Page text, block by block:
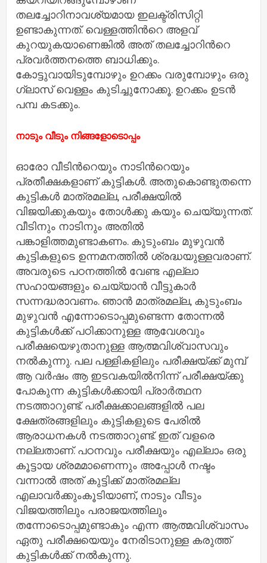
തലച്ചോറിനാവശ്യമായ ഇലക്ട്രിസിറ്റി
ഉണ്ടാകുന്നത്. വെള്ളത്തിന്‍റെ അളവ്
കുറയുകയാണെങ്കില്‍ അത് തലച്ചോറിന്‍റെ
പ്രവര്‍ത്തനത്തെ ബാധിക്കും.
കോട്ടുവായിടുമ്പോഴും ഉറക്കം വരുമ്പോഴും ഒരു
ഗ്ലാസ് വെള്ളം കുടിച്ചുനോക്കൂ. ഉറക്കം ഉടന്‍
പമ്പ കടക്കും.
നാടും വീടും നിങ്ങളോടൊപ്പം
ഓരോ വീടിന്‍റെയും നാടിന്‍റെയും
പ്രതീക്ഷകളാണ് കുട്ടികള്‍. അതുകൊണ്ടുതന്നെ
കുട്ടികള്‍ മാത്രമല്ല, പരീക്ഷയില്‍
വിജയിക്കുകയും തോൾക്കു കയും ചെയ്യുന്നത്.
വീടിനും നാടിനും അതില്‍
പങ്കാളിത്തമുണ്ടാകണം. കുടുംബം മുഴുവന്‍
കുട്ടികളുടെ ഉന്നമനത്തില്‍ ശ്രദ്ധയുള്ളവരാണ്.
അവരുടെ പഠനത്തില്‍ വേണ്ട എല്ലാ
സഹായങ്ങളും ചെയ്യാന്‍ വീട്ടുകാര്‍
സന്നദ്ധരാവണം. ഞാന്‍ മാത്രമല്ല, കുടുംബം
മുഴുവന്‍ എന്നോടൊപ്പമുണ്ടെന്ന തോന്നല്‍
കുട്ടികള്‍ക്ക് പഠിക്കാനുള്ള ആവേശവും
പരീക്ഷയെഴുതാനുള്ള ആത്മവിശ്വാസവും
നൽകുന്നു. പല പള്ളികളിലും പരീക്ഷയ്ക്ക് മുമ്പ്
ആ വര്‍ഷം ആ ഇടവകയില്‍നിന്ന് പരീക്ഷയ്ക്കു
പോകുന്ന കുട്ടികള്‍ക്കായി പ്രാര്‍ത്ഥന
നടത്താറുണ്ട്. പരീക്ഷക്കാലങ്ങളില്‍ പല
ക്ഷേത്രങ്ങളിലും കുട്ടികളുടെ പേരില്‍
ആരാധനകള്‍ നടത്താറുണ്ട്. ഇത് വളരെ
നല്ലതാണ്. പഠനവും പരീക്ഷയും എല്ലാം ഒരു
കൂട്ടായ ശ്രമമാണെന്നും അപ്പോള്‍ നഷ്ടം
വന്നാല്‍ അത് കുട്ടിക്ക് മാത്രമല്ല
എലാവര്‍ക്കുംകൂടിയാണ്, നാടും വീടും
വിജയത്തിലും പരാജയത്തിലും
തന്നോടൊപ്പമുണ്ടാകും എന്ന ആത്മവിശ്വാസം
ഏതു പരീക്ഷയെയും നേരിടാനുള്ള കരുത്ത്
കുട്ടികള്‍ക്ക് നൽകുന്നു.